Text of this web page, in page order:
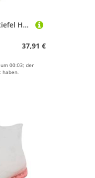
Wasser Herren Regenstiefel Halbschuhe PVC Männliche Schuhe Angeln Wasserdicht Beständig Ohne Schnürung Für Industrie Handwerk(Beige01,38)
37,91 €
00:03; der
haben.